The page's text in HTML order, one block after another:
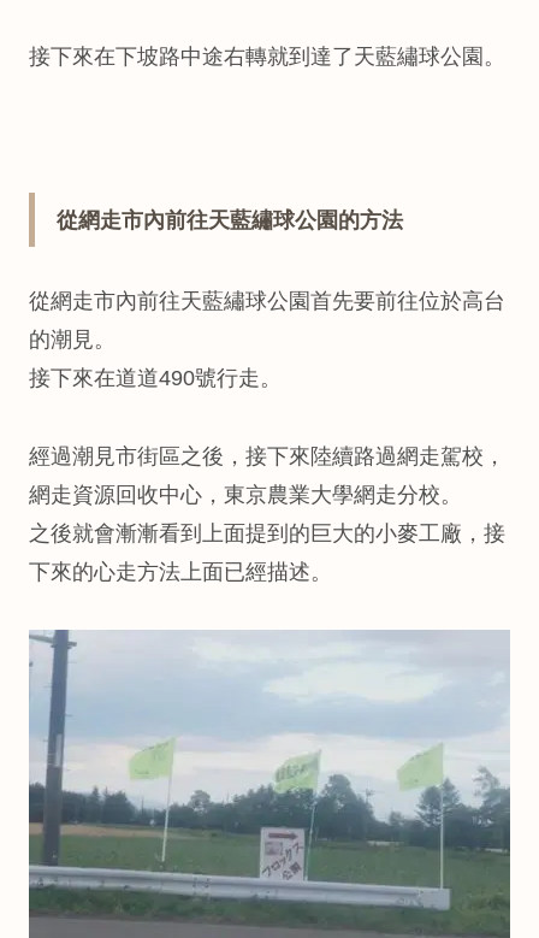
接下來在下坡路中途右轉就到達了天藍繡球公園。
從網走市內前往天藍繡球公園的方法
從網走市內前往天藍繡球公園首先要前往位於高台
的潮見。
接下來在道道490號行走。
經過潮見市街區之後，接下來陸續路過網走駕校，
網走資源回收中心，東京農業大學網走分校。
之後就會漸漸看到上面提到的巨大的小麥工廠，接
下來的心走方法上面已經描述。